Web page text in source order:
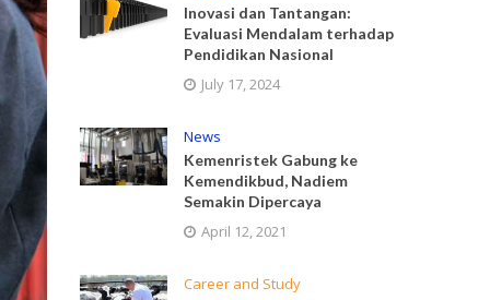
Inovasi dan Tantangan:
Evaluasi Mendalam terhadap
Pendidikan Nasional
July 17, 2024
News
Kemenristek Gabung ke
Kemendikbud, Nadiem
Semakin Dipercaya
April 12, 2021
Career and Study